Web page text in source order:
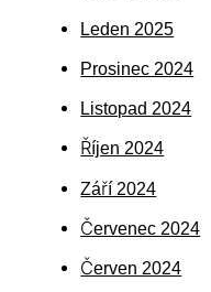
Leden 2025
Prosinec 2024
Listopad 2024
Říjen 2024
Září 2024
Červenec 2024
Červen 2024